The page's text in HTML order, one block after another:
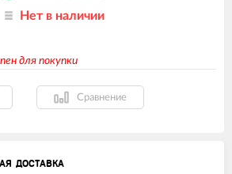
Нет в наличии
для покупки
Сравнение
ДОСТАВКА